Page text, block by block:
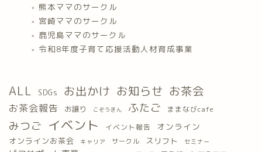
熊本ママのサークル
宮崎ママのサークル
鹿児島ママのサークル
令和8年度子育て応援活動人材育成事業
ALL SDGs お出かけ お知らせ お茶会
お茶会報告 お譲り こぞうきん ふたご ままなびcafe
みつご イベント イベント報告 オンライン
オンラインお茶会 キャリア サークル スリフト セミナー